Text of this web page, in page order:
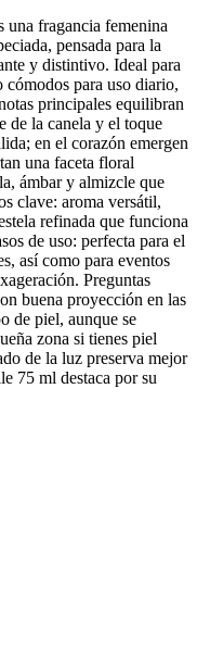
fragancia femenina
pensada para la
y distintivo. Ideal para
cómodos para uso diario,
principales equilibran
de la canela y el toque
en el corazón emergen
una faceta floral
ámbar y almizcle que
clave: aroma versátil,
refinada que funciona
de uso: perfecta para el
así como para eventos
Preguntas
buena proyección en las
de piel, aunque se
zona si tienes piel
de la luz preserva mejor
75 ml destaca por su